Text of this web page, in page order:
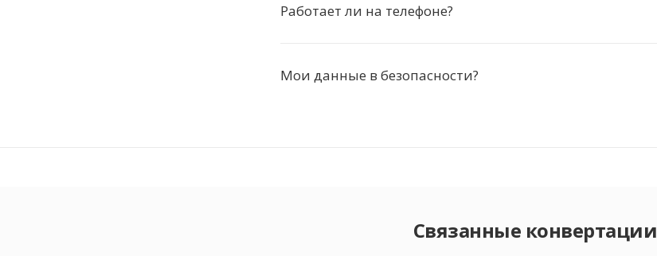
Работает ли на телефоне?
Мои данные в безопасности?
Связанные конвертации